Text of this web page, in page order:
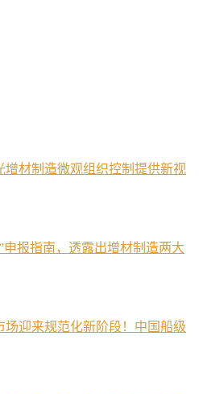
增材制造微观组织控制提供新视
申报指南，透露出增材制造两大
场迎来规范化新阶段！中国船级